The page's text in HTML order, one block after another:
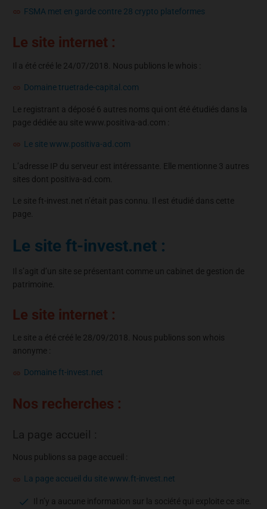
FSMA met en garde contre 28 crypto plateformes
Le site internet :
Il a été créé le 24/07/2018. Nous publions le whois :
Domaine truetrade-capital.com
Le registrant a déposé 6 autres noms qui ont été étudiés dans la
page dédiée au site www.positiva-ad.com :
Le site www.positiva-ad.com
L’adresse IP du serveur est intéressante. Elle mentionne 3 autres
sites dont positiva-ad.com.
Le site ft-invest.net n’était pas connu. Il est étudié dans cette
page.
Le site ft-invest.net :
Il s’agit d’un site se présentant comme un cabinet de gestion de
patrimoine.
Le site internet :
Le site a été créé le 28/09/2018. Nous publions son whois
anonyme :
Domaine ft-invest.net
Nos recherches :
La page accueil :
Nous publions sa page accueil :
La page accueil du site www.ft-invest.net
Il n’y a aucune information sur la société qui exploite ce site.